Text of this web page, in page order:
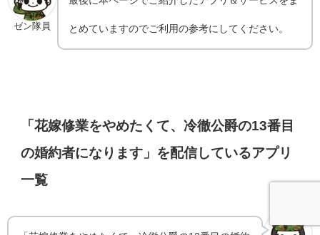
ゼン隊員 とめていますのでご利用の参考にしてください。
「花嫁修業をやめたくて、冷徹公爵の13番目
の婚約者になります」を配信しているアプリ
一覧